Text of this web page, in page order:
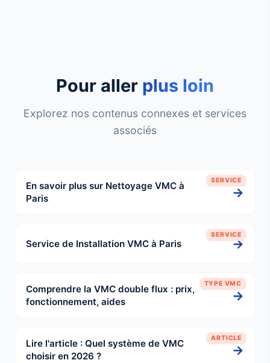
Pour aller plus loin
Explorez nos contenus connexes et services
associés
SERVICE
En savoir plus sur Nettoyage VMC à
Paris
→
SERVICE
Service de Installation VMC à Paris →
TYPE VMC
Comprendre la VMC double flux : prix,
fonctionnement, aides
→
ARTICLE
Lire l'article : Quel système de VMC
choisir en 2026 ?
→